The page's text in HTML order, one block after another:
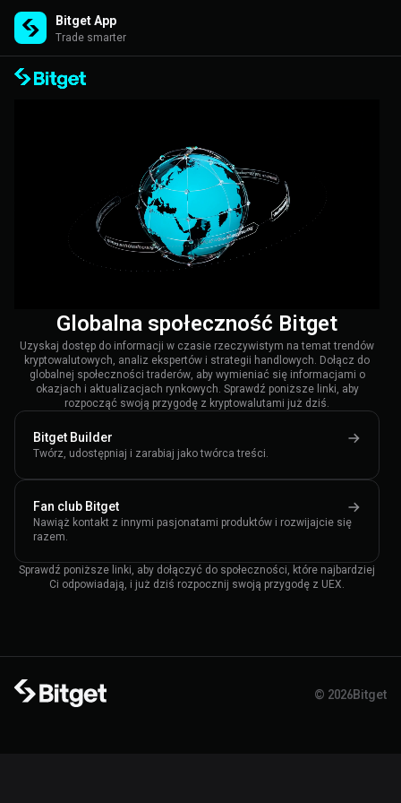
Bitget App
Trade smarter
Globalna społeczność Bitget
Uzyskaj dostęp do informacji w czasie rzeczywistym na temat trendów
kryptowalutowych, analiz ekspertów i strategii handlowych. Dołącz do
globalnej społeczności traderów, aby wymieniać się informacjami o
okazjach i aktualizacjach rynkowych. Sprawdź poniższe linki, aby
rozpocząć swoją przygodę z kryptowalutami już dziś.
Bitget Builder
Twórz, udostępniaj i zarabiaj jako twórca treści.
Fan club Bitget
Nawiąż kontakt z innymi pasjonatami produktów i rozwijajcie się
razem.
Sprawdź poniższe linki, aby dołączyć do społeczności, które najbardziej
Ci odpowiadają, i już dziś rozpocznij swoją przygodę z UEX.
© 2026Bitget